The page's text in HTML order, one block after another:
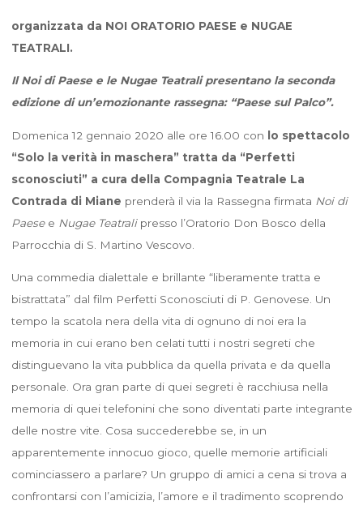
organizzata da NOI ORATORIO PAESE e NUGAE
TEATRALI.
Il Noi di Paese e le Nugae Teatrali presentano la seconda
edizione di un’emozionante rassegna: “Paese sul Palco”.
Domenica 12 gennaio 2020 alle ore 16.00 con lo spettacolo
“Solo la verità in maschera” tratta da “Perfetti
sconosciuti” a cura della Compagnia Teatrale La
Contrada di Miane prenderà il via la Rassegna firmata Noi di
Paese e Nugae Teatralipresso l’Oratorio Don Bosco della
Parrocchia di S. Martino Vescovo.
Una commedia dialettale e brillante “liberamente tratta e
bistrattata” dal film Perfetti Sconosciuti di P. Genovese. Un
tempo la scatola nera della vita di ognuno di noi era la
memoria in cui erano ben celati tutti i nostri segreti che
distinguevano la vita pubblica da quella privata e da quella
personale. Ora gran parte di quei segreti è racchiusa nella
memoria di quei telefonini che sono diventati parte integrante
delle nostre vite. Cosa succederebbe se, in un
apparentemente innocuo gioco, quelle memorie artificiali
cominciassero a parlare? Un gruppo di amici a cena si trova a
confrontarsi con l’amicizia, l’amore e il tradimento scoprendo